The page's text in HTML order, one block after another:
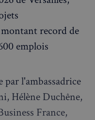
record de
emplois
l'ambassadrice
Hélène Duchêne,
France,